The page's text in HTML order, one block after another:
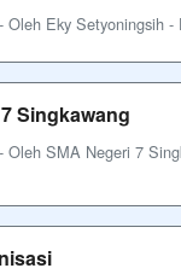
Oleh Eky Setyoningsih -
Singkawang
Oleh SMA Negeri 7